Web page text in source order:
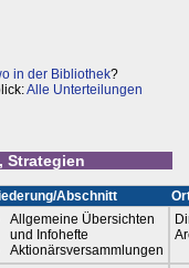
in der Bibliothek?
Alle Unterteilungen
Strategien
Abschnitt
Allgemeine Übersichten
und Infohefte
Aktionärsversammlungen